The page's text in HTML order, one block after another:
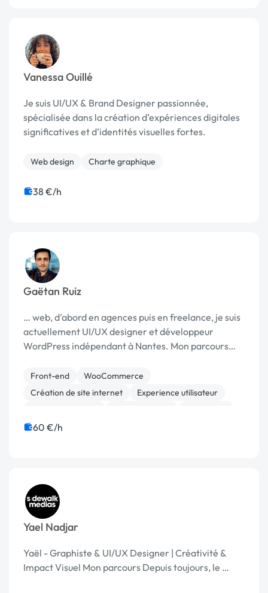
Vanessa Ouillé
Je suis UI/UX & Brand Designer passionnée,
spécialisée dans la création d’expériences digitales
significatives et d’identités visuelles fortes.
Web design Charte graphique
38 €/h
Gaëtan Ruiz
… web, d'abord en agences puis en freelance, je suis
actuellement UI/UX designer et développeur
WordPress indépendant à Nantes. Mon parcours
Front-end
WooCommerce
Création de site internet
Experience utilisateur
Formation
60 €/h
Yael Nadjar
Yaël - Graphiste & UI/UX Designer | Créativité &
Impact Visuel Mon parcours Depuis toujours, le …